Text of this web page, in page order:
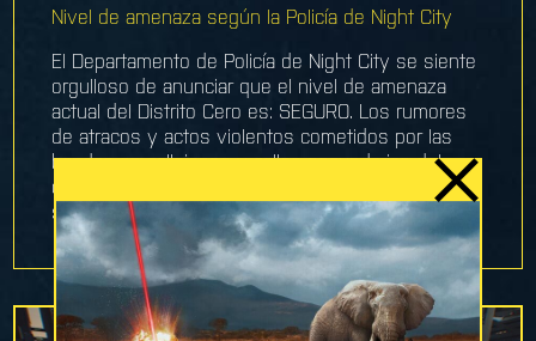
Nivel de amenaza según la Policía de Night City
El Departamento de Policía de Night City se siente
orgulloso de anunciar que el nivel de amenaza
actual del Distrito Cero es: SEGURO. Los rumores
de atracos y actos violentos cometidos por las
bandas en callejones y calles secundarias del
centro o han sido enormemente exagerados o
son noticias del pasado.